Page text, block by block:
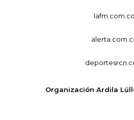
lafm.com.co
Organización Ardila